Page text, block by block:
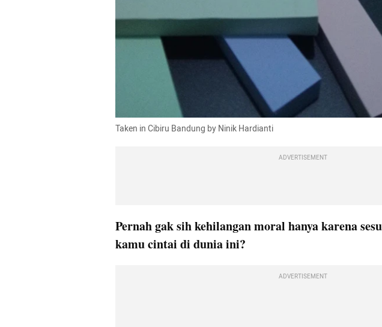
Taken in Cibiru Bandung by Ninik Hardianti
ADVERTISEMENT
Pernah gak sih kehilangan moral hanya karena
kamu cintai di dunia ini?
ADVERTISEMENT